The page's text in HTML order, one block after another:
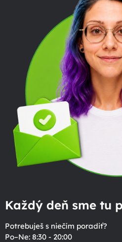
Každý deň sme tu
Potrebuješ s niečím poradiť?
Po–Ne: 8:30 - 20:00